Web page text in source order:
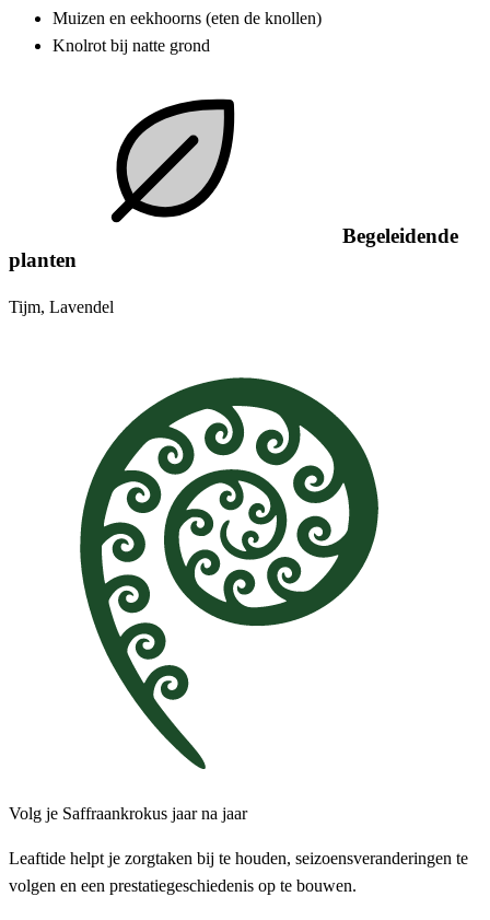
Muizen en eekhoorns (eten de knollen)
Knolrot bij natte grond
Begeleidende
planten
Tijm, Lavendel
Volg je Saffraankrokus jaar na jaar
Leaftide helpt je zorgtaken bij te houden, seizoensveranderingen te
volgen en een prestatiegeschiedenis op te bouwen.